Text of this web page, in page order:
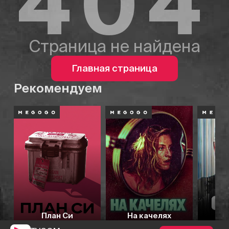
Страница не найдена
Главная страница
Рекомендуем
План Си На качелях